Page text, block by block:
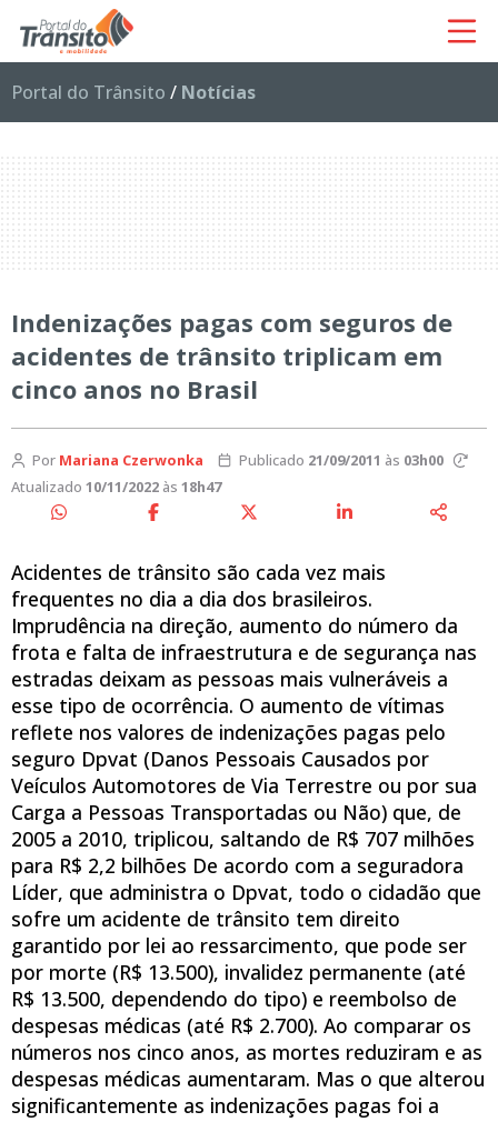
Portal do Trânsito / Notícias
Indenizações pagas com seguros de
acidentes de trânsito triplicam em
cinco anos no Brasil
Por Mariana Czerwonka Publicado 21/09/2011 às 03h00
Atualizado 10/11/2022 às 18h47
Acidentes de trânsito são cada vez mais
frequentes no dia a dia dos brasileiros.
Imprudência na direção, aumento do número da
frota e falta de infraestrutura e de segurança nas
estradas deixam as pessoas mais vulneráveis a
esse tipo de ocorrência. O aumento de vítimas
reflete nos valores de indenizações pagas pelo
seguro Dpvat (Danos Pessoais Causados por
Veículos Automotores de Via Terrestre ou por sua
Carga a Pessoas Transportadas ou Não) que, de
2005 a 2010, triplicou, saltando de R$ 707 milhões
para R$ 2,2 bilhões De acordo com a seguradora
Líder, que administra o Dpvat, todo o cidadão que
sofre um acidente de trânsito tem direito
garantido por lei ao ressarcimento, que pode ser
por morte (R$ 13.500), invalidez permanente (até
R$ 13.500, dependendo do tipo) e reembolso de
despesas médicas (até R$ 2.700). Ao comparar os
números nos cinco anos, as mortes reduziram e as
despesas médicas aumentaram. Mas o que alterou
significantemente as indenizações pagas foi a